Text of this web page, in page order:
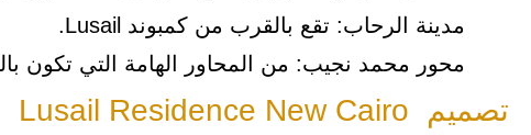
مدينة الرحاب: تقع بالقرب من كمبوند Lusail.
محور محمد نجيب: من المحاور الهامة التي تكون
تصميم Lusail Residence New Cairo